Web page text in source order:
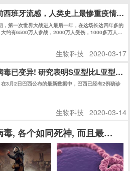
西班牙流感，人类史上最惨重疫情，
，第一次世界大战进入最后一年，在这场长达四年多的
大约有6500万人参战，2000万人受伤，1000多万人丧
生物科技 2020-03-17
毒已变异! 研究表明S亚型比L亚型传
3月2日巴西公布的最新数据中，巴西已经有2例确诊
生物科技 2020-03-14
毒, 各个如同死神, 而且最后一